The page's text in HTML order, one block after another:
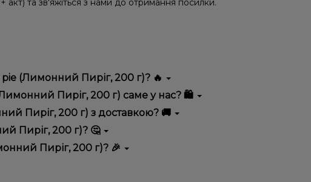
акт) та зв'яжіться з нами до отримання посилки.
(Лимонний Пиріг, 200 г)? 🔥
високою якістю, зручністю використання та
Пиріг, 200 г) саме у нас? 🛍️
вигідні ціни та швидку доставку. Крім того, у нас
Пиріг, 200 г) з доставкою? 🚚
200 г) до кошика.
Пиріг, 200 г)? 🤔
враховуйте розмір, матеріал та тип чаші, якщо
ідеальний варіант.
Пиріг, 200 г)? 🎉